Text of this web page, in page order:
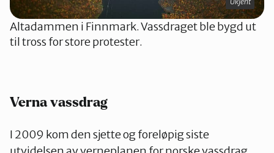
Altadammen i Finnmark. Vassdraget ble bygd ut
til tross for store protester.
Verna vassdrag
I 2009 kom den sjette og foreløpig siste